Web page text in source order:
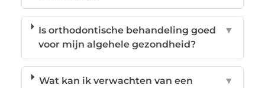
Is orthodontische behandeling goed
voor mijn algehele gezondheid?
▼
Wat kan ik verwachten van een
▼